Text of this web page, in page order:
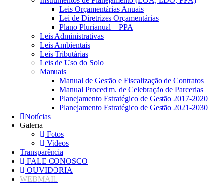
Leis Orçamentárias Anuais
Lei de Diretrizes Orçamentárias
Plano Plurianual – PPA
Leis Administrativas
Leis Ambientais
Leis Tributárias
Leis de Uso do Solo
Manuais
Manual de Gestão e Fiscalização de Contratos
Manual Procedim. de Celebração de Parcerias
Planejamento Estratégico de Gestão 2017-2020
Planejamento Estratégico de Gestão 2021-2030
Notícias
Galeria
Fotos
Vídeos
Transparência
FALE CONOSCO
OUVIDORIA
WEBMAIL